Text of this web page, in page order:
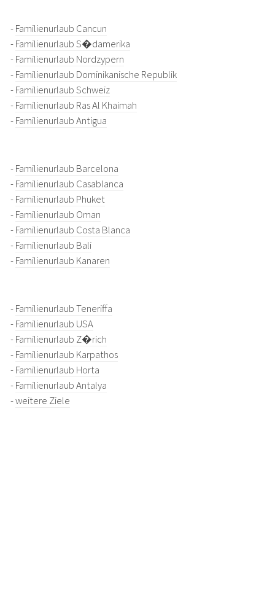
-Familienurlaub Cancun
-Familienurlaub S�damerika
-Familienurlaub Nordzypern
-Familienurlaub Dominikanische Republik
-Familienurlaub Schweiz
-Familienurlaub Ras Al Khaimah
-Familienurlaub Antigua
-Familienurlaub Barcelona
-Familienurlaub Casablanca
-Familienurlaub Phuket
-Familienurlaub Oman
-Familienurlaub Costa Blanca
-Familienurlaub Bali
-Familienurlaub Kanaren
-Familienurlaub Teneriffa
-Familienurlaub USA
-Familienurlaub Z�rich
-Familienurlaub Karpathos
-Familienurlaub Horta
-Familienurlaub Antalya
-weitere Ziele